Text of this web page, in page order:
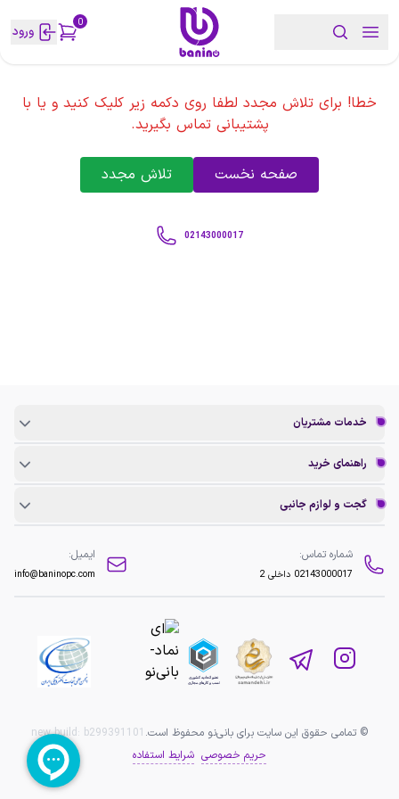
0 ورود
خطا! برای تلاش مجدد لطفا روی دکمه زیر کلیک کنید و یا با
پشتیبانی تماس بگیرید.
صفحه نخست تلاش مجدد
02143000017
خدمات مشتریان
راهنمای خرید
گجت و لوازم جانبی
شماره تماس:
02143000017 داخلی 2
ایمیل:
info@baninopc.com
© تمامی حقوق این سایت برای بانی‌نو محفوظ است. new build: b299391101
حریم خصوصی شرایط استفاده